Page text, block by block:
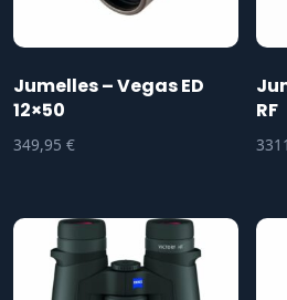
Jumelles – Vegas ED
12×50
349,95 €
RF